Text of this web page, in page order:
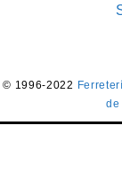
© 1996-2022
de